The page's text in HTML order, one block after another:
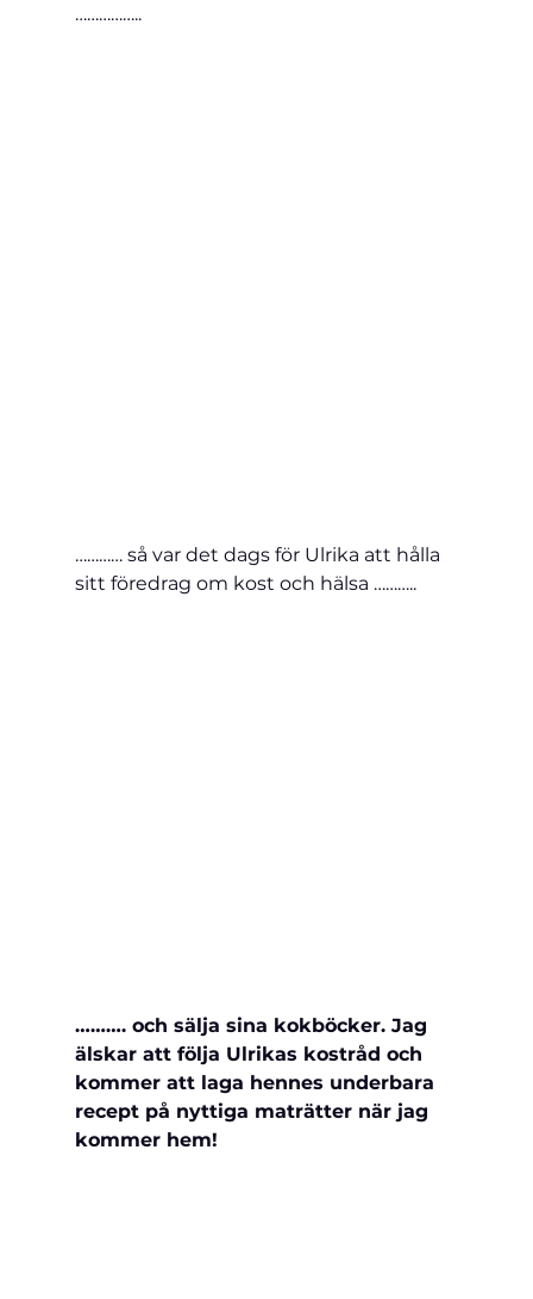
……………..
………… så var det dags för Ulrika att hålla
sitt föredrag om kost och hälsa ………..
………. och sälja sina kokböcker. Jag
älskar att följa Ulrikas kostråd och
kommer att laga hennes underbara
recept på nyttiga maträtter när jag
kommer hem!